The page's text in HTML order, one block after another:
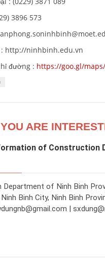
3896 573
: http://ninhbinh.edu.vn
đường : https://goo.gl/maps/
ARE
of Construction
of Ninh Binh
Binh City, Ninh Binh
|